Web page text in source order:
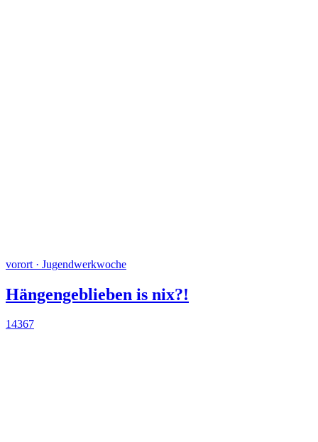
vorort · Jugendwerkwoche
Hängengeblieben is nix?!
14367